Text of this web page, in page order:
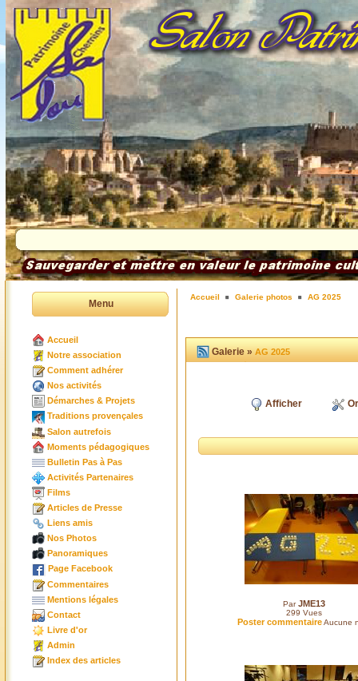
Menu
Accueil
Notre association
Comment adhérer
Nos activités
Démarches & Projets
Traditions provençales
Salon autrefois
Moments pédagogiques
Bulletin Pas à Pas
Activités Partenaires
Films
Articles de Presse
Liens amis
Nos Photos
Panoramiques
Page Facebook
Commentaires
Mentions légales
Contact
Livre d'or
Admin
Index des articles
Accueil Galerie photos AG 2025
Galerie »AG 2025
Afficher
ParJME13
299 Vues
Poster commentaireAucune